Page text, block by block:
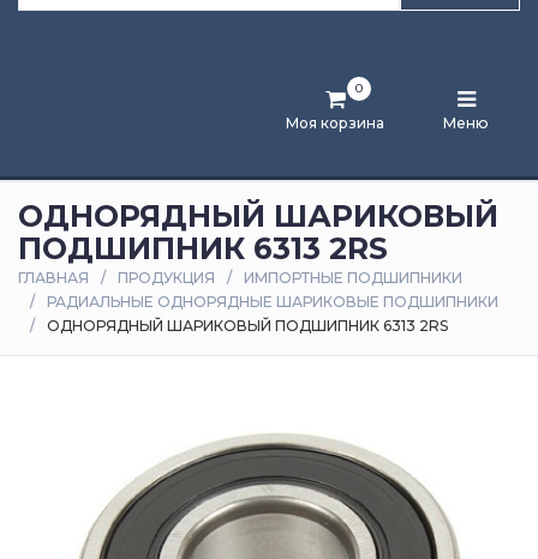
Моя корзина
0
Меню
Лента
и
статьи
Оплата
доставка
ОДНОРЯДНЫЙ ШАРИКОВЫЙ
ПОДШИПНИК 6313 2RS
ГЛАВНАЯ ПРОДУКЦИЯ
ИМПОРТНЫЕ ПОДШИПНИКИ
РАДИАЛЬНЫЕ ОДНОРЯДНЫЕ ШАРИКОВЫЕ ПОДШИПНИКИ
ОДНОРЯДНЫЙ ШАРИКОВЫЙ ПОДШИПНИК 6313 2RS